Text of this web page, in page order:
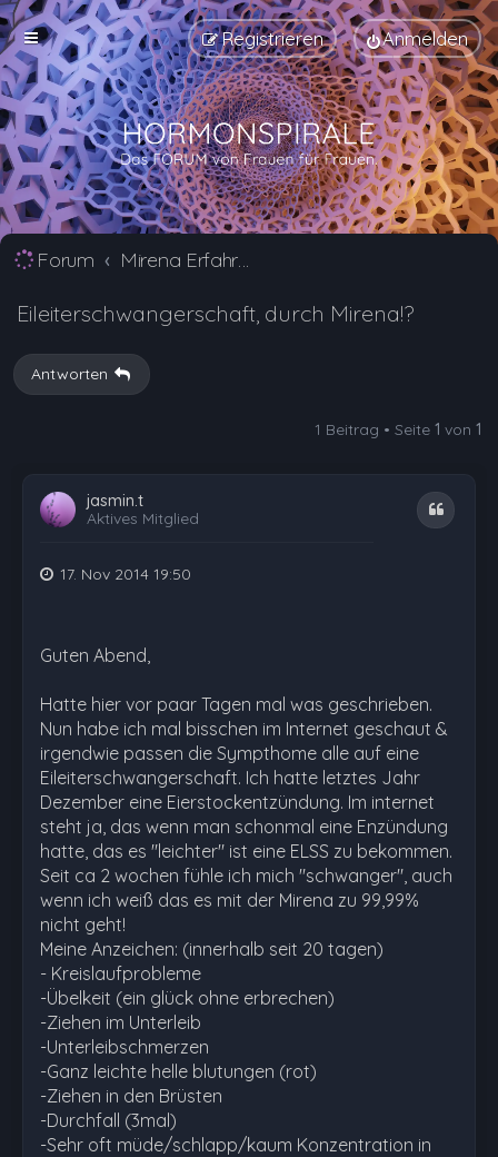
Anmelden
Registrieren
Forum Mirena Erfahrungsberichte und Nebenwirkungen
Eileiterschwangerschaft, durch Mirena!?
Antworten
1 Beitrag • Seite 1 von 1
jasmin.t
Aktives Mitglied
Zitat
17. Nov 2014 19:50
Guten Abend,
Hatte hier vor paar Tagen mal was geschrieben.
Nun habe ich mal bisschen im Internet geschaut &
irgendwie passen die Sympthome alle auf eine
Eileiterschwangerschaft. Ich hatte letztes Jahr
Dezember eine Eierstockentzündung. Im internet
steht ja, das wenn man schonmal eine Enzündung
hatte, das es "leichter" ist eine ELSS zu bekommen.
Seit ca 2 wochen fühle ich mich "schwanger", auch
wenn ich weiß das es mit der Mirena zu 99,99%
nicht geht!
Meine Anzeichen: (innerhalb seit 20 tagen)
- Kreislaufprobleme
-Übelkeit (ein glück ohne erbrechen)
-Ziehen im Unterleib
-Unterleibschmerzen
-Ganz leichte helle blutungen (rot)
-Ziehen in den Brüsten
-Durchfall (3mal)
-Sehr oft müde/schlapp/kaum Konzentration in